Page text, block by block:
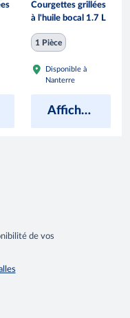
Courgettes grillées
à l'huile bocal 1.7 L
1 Pièce
Disponible à
Nanterre
Afficher les prix
de vos